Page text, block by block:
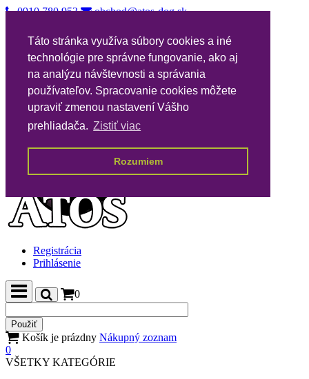
Táto stránka využíva súbory cookies a iné
technológie pre správne fungovanie, ako aj
na analýzu návštevnosti a správania
používateľov. Spracovanie cookies môžete
upraviť zmenou nastavení Vášho
prehliadača. Zistiť viac
Rozumiem
0910 780 953
obchod@atos-dog.sk
Vernostný katalóg
Nákupné podmienky
Všeobecné podmienky VPA
Poštovné
Kontakty
Registrácia
Prihlásenie
0
Košík je prázdny Nákupný zoznam
0
VŠETKY KATEGÓRIE